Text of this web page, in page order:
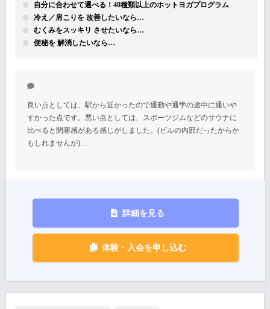
自分に合わせて選べる！40種類以上のホットヨガプログラム
冷え／肩こりを 改善したいなら…
むくみをスッキリ させたいなら…
便秘を 解消したいなら…
良い点としては、駅から近かったので通勤や通学の途中に通いや
すかった点です。悪い点としては、スポーツジムなどのサウナに
比べると閉塞感がある感じがしました。(ビルの内部だったからか
もしれませんが)…
詳細を見る
体験・入会を申し込む